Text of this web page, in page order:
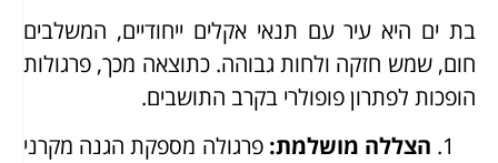
בת ים היא עיר עם תנאי אקלים ייחודיים, המשלבים
חום, שמש חזקה ולחות גבוהה. כתוצאה מכך, פרגולות
הופכות לפתרון פופולרי בקרב התושבים.
הצללה מושלמת: פרגולה מספקת הגנה מקרני